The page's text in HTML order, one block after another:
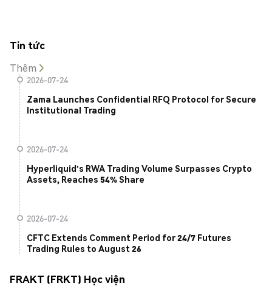
Tin tức
Thêm
2026-07-24
Zama Launches Confidential RFQ Protocol for Secure
Institutional Trading
2026-07-24
Hyperliquid's RWA Trading Volume Surpasses Crypto
Assets, Reaches 54% Share
2026-07-24
CFTC Extends Comment Period for 24/7 Futures
Trading Rules to August 26
FRAKT (FRKT) Học viện